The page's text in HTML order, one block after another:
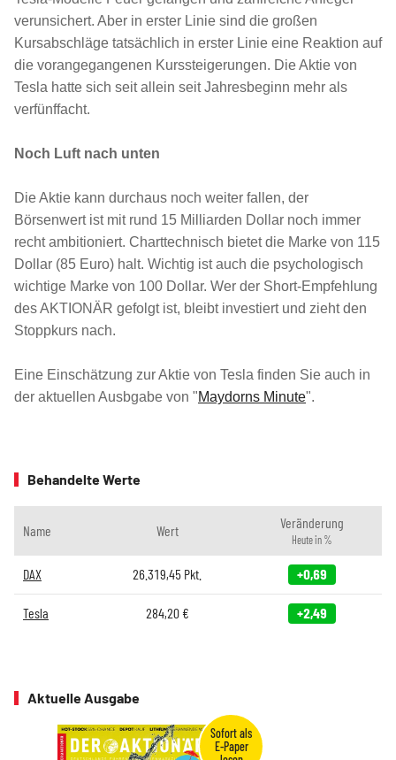
verunsichert. Aber in erster Linie sind die großen
Kursabschläge tatsächlich in erster Linie eine Reaktion auf
die vorangegangenen Kurssteigerungen. Die Aktie von
Tesla hatte sich seit allein seit Jahresbeginn mehr als
verfünffacht.
Noch Luft nach unten
Die Aktie kann durchaus noch weiter fallen, der
Börsenwert ist mit rund 15 Milliarden Dollar noch immer
recht ambitioniert. Charttechnisch bietet die Marke von 115
Dollar (85 Euro) halt. Wichtig ist auch die psychologisch
wichtige Marke von 100 Dollar. Wer der Short-Empfehlung
des AKTIONÄR gefolgt ist, bleibt investiert und zieht den
Stoppkurs nach.
Eine Einschätzung zur Aktie von Tesla finden Sie auch in
der aktuellen Ausbgabe von "Maydorns Minute".
Behandelte Werte
Name Wert Veränderung
Heute in %
DAX 26.319,45 Pkt. +0,69
Tesla 284,20€ +2,49
Aktuelle Ausgabe